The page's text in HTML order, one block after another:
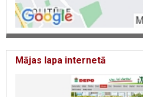
Mājas lapa internetā